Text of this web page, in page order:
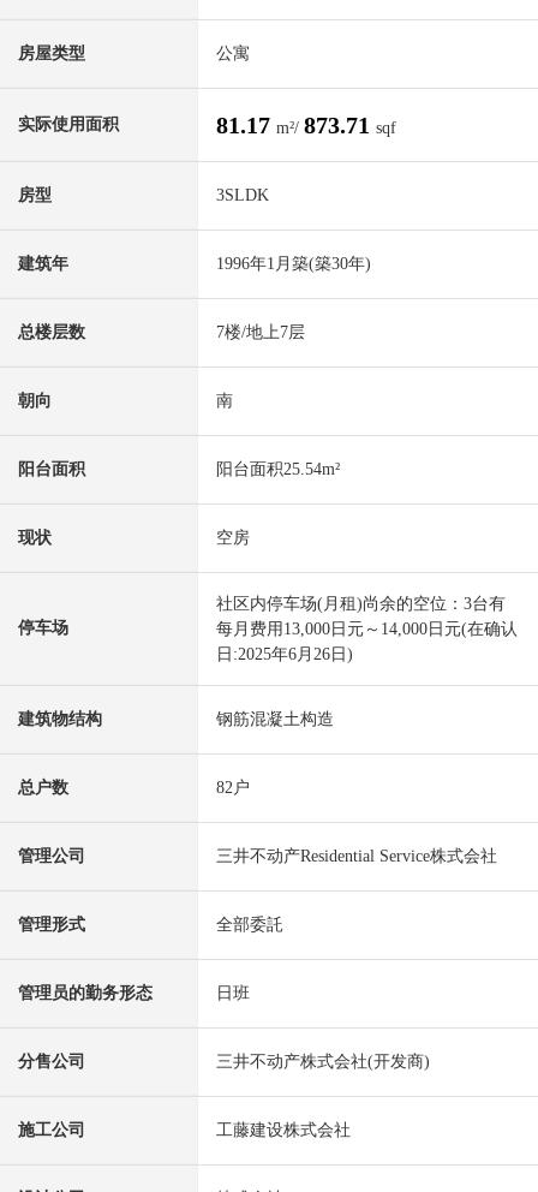
房屋类型 公寓
实际使用面积 81.17 m²/ 873.71 sqf
房型 3SLDK
建筑年 1996年1月築(築30年)
总楼层数 7楼/地上7层
朝向 南
阳台面积 阳台面积25.54m²
现状 空房
停车场
社区内停车场(月租)尚余的空位：3台有
每月费用13,000日元～14,000日元(在确认
日:2025年6月26日)
建筑物结构 钢筋混凝土构造
总户数 82户
管理公司 三井不动产Residential Service株式会社
管理形式 全部委託
管理员的勤务形态 日班
分售公司 三井不动产株式会社(开发商)
施工公司 工藤建设株式会社